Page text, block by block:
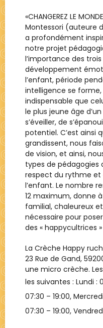
«CHANGEREZ LE MONDE AVEC
Montessori (auteure
a profondément
notre projet pédagogique. Quand
l’importance des
développement
l’enfant, période
intelligence se forme,
indispensable que
le plus jeune âge
s’éveiller, de
potentiel. C’est ainsi qu’avec les équipes qui
grandissent, nous
de vision, et ainsi,
types de
respect du rythme
l’enfant. Le nombre restreint d’enfants accueillis,
12 maximum, donne
familial, chaleureux
nécessaire pour
des « happycultrices
La Crèche Happy
23 Rue de Gand,
une micro crèche.
les suivantes : Lundi :
07:30 – 19:00,
07:30 – 19:00,